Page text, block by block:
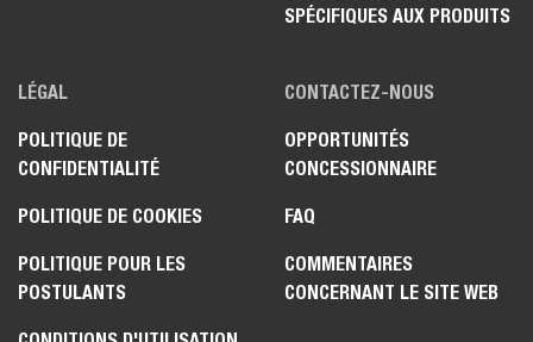
SPÉCIFIQUES AUX PRODUITS
LÉGAL
POLITIQUE DE
CONFIDENTIALITÉ
POLITIQUE DE COOKIES
POLITIQUE POUR LES
POSTULANTS
CONTACTEZ-NOUS
OPPORTUNITÉS
CONCESSIONNAIRE
FAQ
COMMENTAIRES
CONCERNANT LE SITE WEB